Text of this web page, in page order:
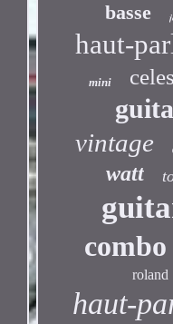
basse
haut-
mini
vintage
watt
combo
roland
haut-